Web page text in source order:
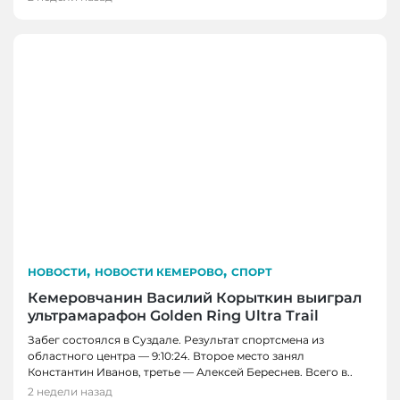
НОВОСТИ, НОВОСТИ КЕМЕРОВО, СПОРТ
Кемеровчанин Василий Корыткин выиграл
ультрамарафон Golden Ring Ultra Trail
Забег состоялся в Суздале. Результат спортсмена из
областного центра — 9:10:24. Второе место занял
Константин Иванов, третье — Алексей Береснев. Всего в..
2 недели назад
ПОЛЕЗНОЕ
Полезно ли ничего не делать: кемеровский
психолог рассказала об отдыхе без чувства
НОВОСТИ, НОВОСТИ КЕМЕРОВО, СПОРТ